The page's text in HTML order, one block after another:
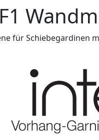
für Schiebegardinen